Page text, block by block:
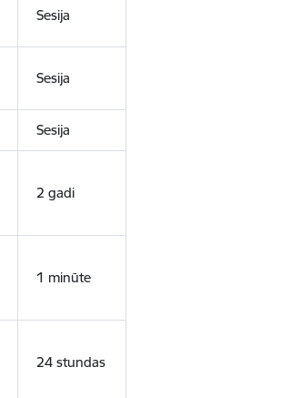
Sesija
Sesija
Sesija
2 gadi
1 minūte
24 stundas